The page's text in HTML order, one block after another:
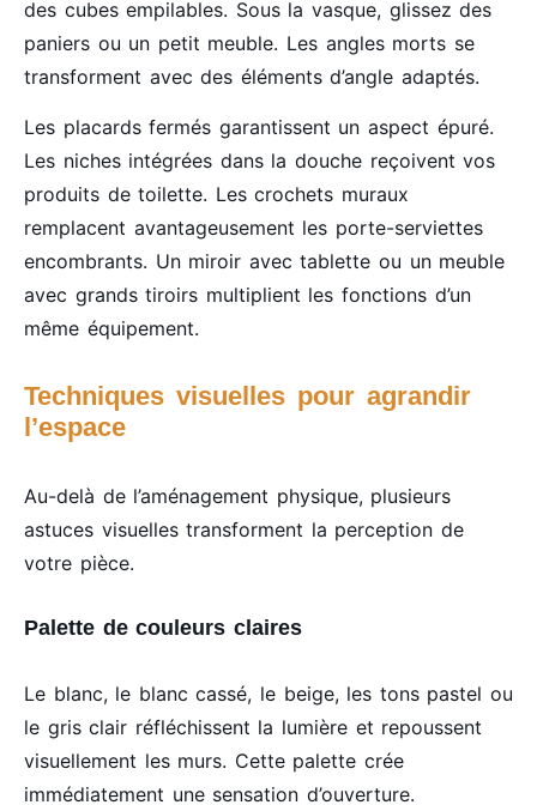
des cubes empilables. Sous la vasque, glissez des
paniers ou un petit meuble. Les angles morts se
transforment avec des éléments d’angle adaptés.
Les placards fermés garantissent un aspect épuré.
Les niches intégrées dans la douche reçoivent vos
produits de toilette. Les crochets muraux
remplacent avantageusement les porte-serviettes
encombrants. Un miroir avec tablette ou un meuble
avec grands tiroirs multiplient les fonctions d’un
même équipement.
Techniques visuelles pour agrandir
l’espace
Au-delà de l’aménagement physique, plusieurs
astuces visuelles transforment la perception de
votre pièce.
Palette de couleurs claires
Le blanc, le blanc cassé, le beige, les tons pastel ou
le gris clair réfléchissent la lumière et repoussent
visuellement les murs. Cette palette crée
immédiatement une sensation d’ouverture.